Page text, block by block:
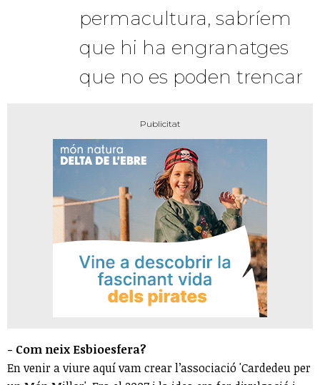
permacultura, sabríem
que hi ha engranatges
que no es poden trencar
- Com neix Esbioesfera?
En venir a viure aquí vam crear l’associació 'Cardedeu per